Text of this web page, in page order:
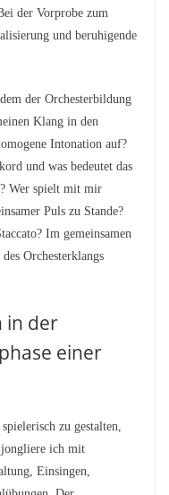
der Vorprobe zum
und beruhigende
der Orchesterbildung
Klang in den
Intonation auf?
und was bedeutet das
Wer spielt mit mir
Puls zu Stande?
Im gemeinsamen
Orchesterklangs
in der
einer
zu gestalten,
jongliere ich mit
Einsingen,